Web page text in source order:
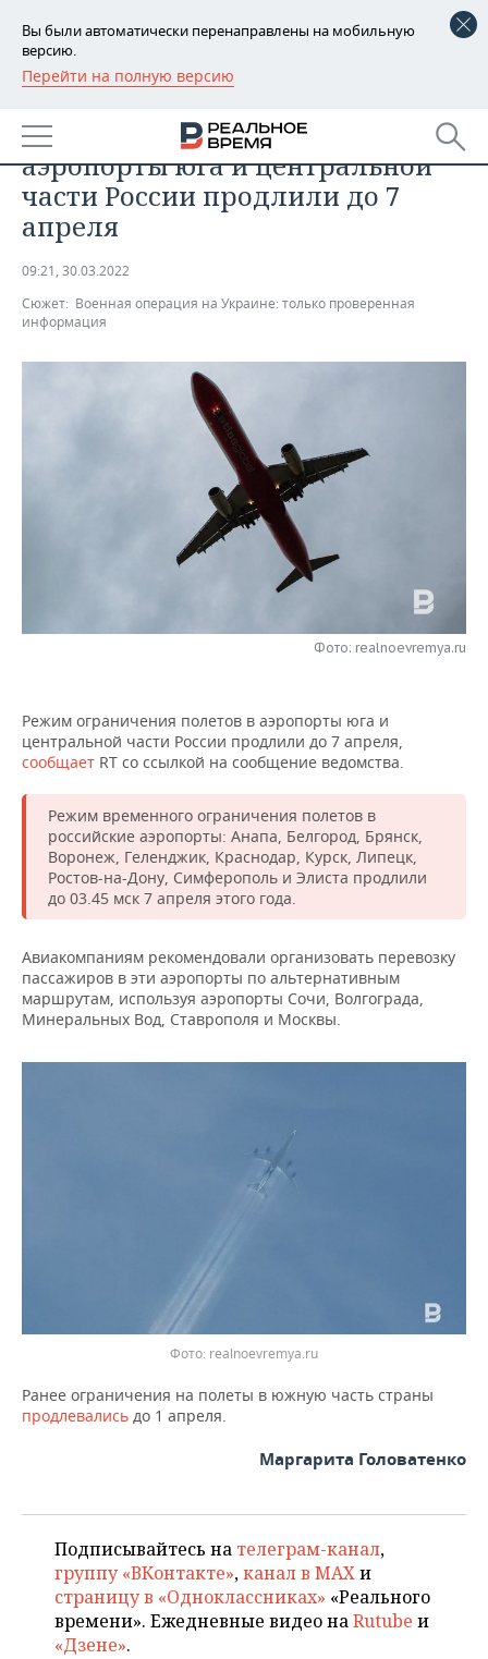
Вы были автоматически перенаправлены на мобильную
версию.
Перейти на полную версию
РЕГИОНЫ
БАШКОРТОСТАН
ТАТАРСТАН
УДМУРТИЯ
НОВОСТИ
АНАЛИТИКА
НОВОСТИ АНАЛИТИКИ
ДЕКЛАРАЦИИ О ДОХОДАХ
КОРОЛИ ГОСЗАКАЗА ПФО
ВУЗЫ ТАТАРСТАНА
КОМУ ПРИНАДЛЕЖАТ
ЭКОНОМИКА
НОВОСТИ ЭКОНОМИКИ
ФИНАНСЫ
ПРОМЫШЛЕННОСТЬ
НОВОСТИ
НЕДВИЖИМОСТЬ
НОВОСТИ НЕДВИЖИМОСТИ
РОЗНИЧНАЯ ТОРГОВЛЯ
УСЛУГИ
НОВОСТИ ТЕХНОЛОГИЙ
МЕДИА
ВЫЕЗДНАЯ РЕДАКЦИЯ
ONLINE-КОНФЕРЕНЦИИ
НОВОСТИ СПОРТА
ХОККЕЙ
ВОЛЕЙБОЛ
КИБЕРСПОРТ
ВОДНЫЕ ВИДЫ СПОРТА
ХОККЕЙ С МЯЧОМ
ОБЩЕСТВО
ВЛАСТЬ
ИСТОРИЯ
КУЛЬТУРА
ОБРАЗОВАНИЕ
ПРОИСШЕСТВИЯ
СЮЖЕТЫ
СПИСОК ПЕРСОН
СПИСОК КОМПАНИЙ
ПОЛНАЯ ВЕРСИЯ
Ограничение полетов в
аэропорты юга и центральной
части России продлили до 7
апреля
09:21, 30.03.2022
Сюжет: Военная операция на Украине: только проверенная
информация
Фото: realnoevremya.ru
Режим ограничения полетов в аэропорты юга и
центральной части России продлили до 7 апреля,
сообщает RT со ссылкой на сообщение ведомства.
Режим временного ограничения полетов в
российские аэропорты: Анапа, Белгород, Брянск,
Воронеж, Геленджик, Краснодар, Курск, Липецк,
Ростов-на-Дону, Симферополь и Элиста продлили
до 03.45 мск 7 апреля этого года.
Авиакомпаниям рекомендовали организовать перевозку
пассажиров в эти аэропорты по альтернативным
маршрутам, используя аэропорты Сочи, Волгограда,
Минеральных Вод, Ставрополя и Москвы.
Фото: realnoevremya.ru
Ранее ограничения на полеты в южную часть страны
продлевались до 1 апреля.
Маргарита Головатенко
Подписывайтесь на телеграм-канал,
группу «ВКонтакте»,канал в MAXи
страницу в «Одноклассниках» «Реального
времени». Ежедневные видео наRutube и
«Дзене».